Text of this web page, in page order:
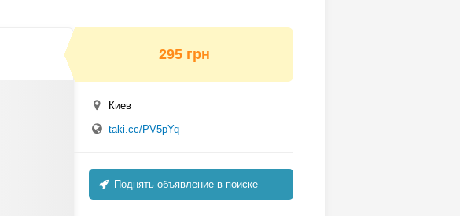
295 грн
Киев
taki.cc/PV5pYq
Поднять объявление в поиске